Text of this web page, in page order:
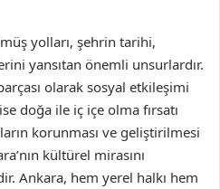
yolları, şehrin tarihi,
yansıtan önemli unsurlardır.
olarak sosyal etkileşimi
doğa ile iç içe olma fırsatı
korunması ve geliştirilmesi
kültürel mirasını
Ankara, hem yerel halkı hem